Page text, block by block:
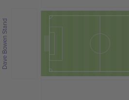
Dave Bowen Stand